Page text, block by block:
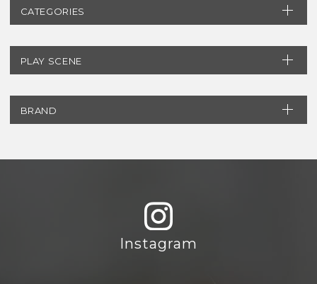
CATEGORIES
PLAY SCENE
BRAND
Instagram